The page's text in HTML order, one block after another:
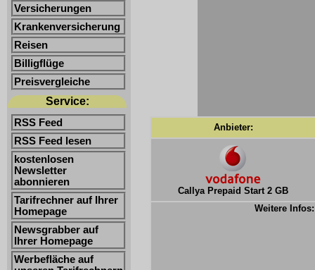
Versicherungen
Krankenversicherung
Reisen
Billigflüge
Preisvergleiche
Service:
RSS Feed
RSS Feed lesen
kostenlosen
Newsletter
abonnieren
Tarifrechner auf Ihrer
Homepage
Newsgrabber auf
Ihrer Homepage
Werbefläche auf
Anbieter:
Callya Prepaid Start 2 GB
Weitere Infos: